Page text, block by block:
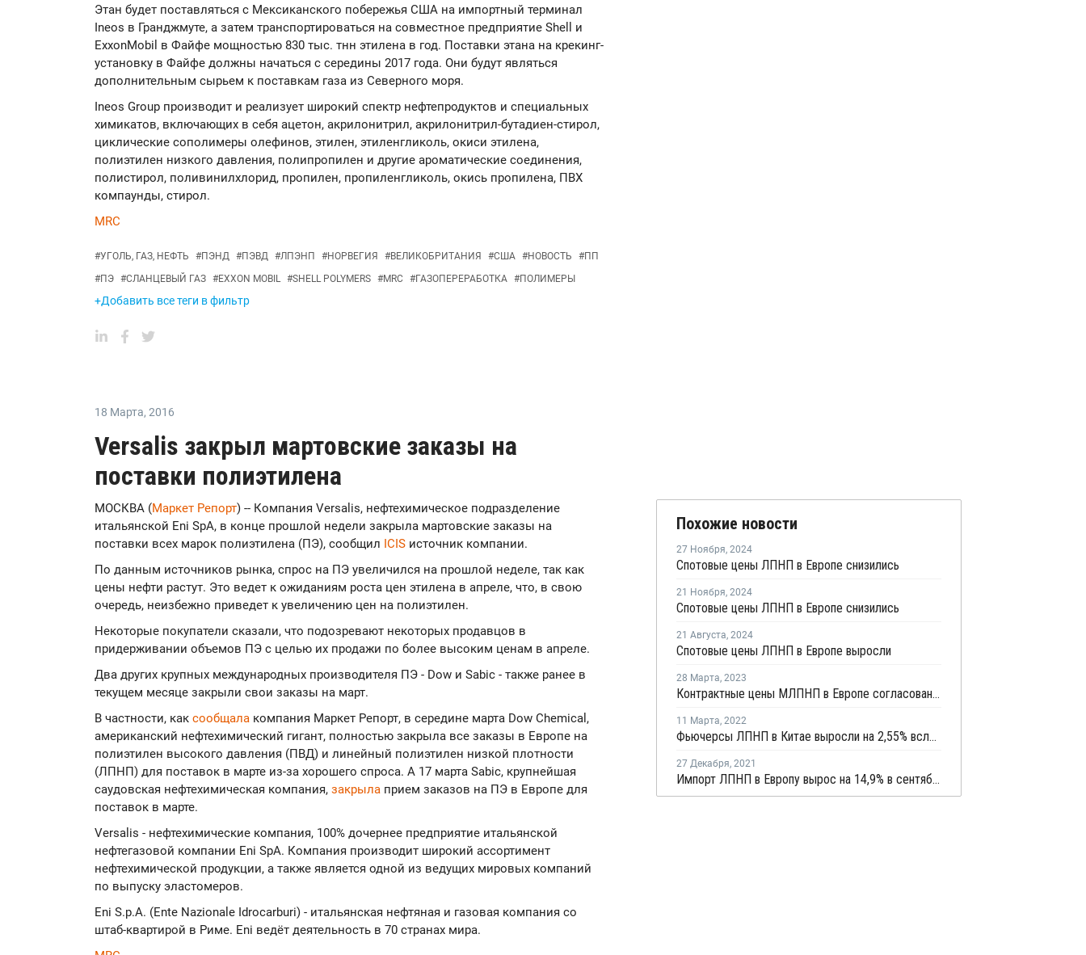
Этан будет поставляться с Мексиканского побережья США на импортный терминал
Ineos в Гранджмуте, а затем транспортироваться на совместное предприятие Shell и
ExxonMobil в Файфе мощностью 830 тыс. тнн этилена в год. Поставки этана на крекинг-
установку в Файфе должны начаться с середины 2017 года. Они будут являться
дополнительным сырьем к поставкам газа из Северного моря.
Ineos Group производит и реализует широкий спектр нефтепродуктов и специальных
химикатов, включающих в себя ацетон, акрилонитрил, акрилонитрил-бутадиен-стирол,
циклические сополимеры олефинов, этилен, этиленгликоль, окиси этилена,
полиэтилен низкого давления, полипропилен и другие ароматические соединения,
полистирол, поливинилхлорид, пропилен, пропиленгликоль, окись пропилена, ПВХ
компаунды, стирол.
MRC
#УГОЛЬ, ГАЗ, НЕФТЬ #ПЭНД #ПЭВД #ЛПЭНП #НОРВЕГИЯ #ВЕЛИКОБРИТАНИЯ #США #НОВОСТЬ #ПП
#ПЭ #СЛАНЦЕВЫЙ ГАЗ #EXXON MOBIL #SHELL POLYMERS #MRC #ГАЗОПЕРЕРАБОТКА #ПОЛИМЕРЫ
+Добавить все теги в фильтр
18 Марта, 2016
Versalis закрыл мартовские заказы на
поставки полиэтилена
МОСКВА (Маркет Репорт) -- Компания Versalis, нефтехимическое подразделение
итальянской Eni SpA, в конце прошлой недели закрыла мартовские заказы на
поставки всех марок полиэтилена (ПЭ), сообщил ICIS источник компании.
По данным источников рынка, спрос на ПЭ увеличился на прошлой неделе, так как
цены нефти растут. Это ведет к ожиданиям роста цен этилена в апреле, что, в свою
очередь, неизбежно приведет к увеличению цен на полиэтилен.
Некоторые покупатели сказали, что подозревают некоторых продавцов в
придерживании объемов ПЭ с целью их продажи по более высоким ценам в апреле.
Два других крупных международных производителя ПЭ - Dow и Sabic - также ранее в
текущем месяце закрыли свои заказы на март.
В частности, как сообщала компания Маркет Репорт, в середине марта Dow Chemical,
американский нефтехимический гигант, полностью закрыла все заказы в Европе на
полиэтилен высокого давления (ПВД) и линейный полиэтилен низкой плотности
(ЛПНП) для поставок в марте из-за хорошего спроса. А 17 марта Sabic, крупнейшая
саудовская нефтехимическая компания, закрыла прием заказов на ПЭ в Европе для
поставок в марте.
Versalis - нефтехимические компания, 100% дочернее предприятие итальянской
нефтегазовой компании Eni SpA. Компания производит широкий ассортимент
нефтехимической продукции, а также является одной из ведущих мировых компаний
по выпуску эластомеров.
Eni S.p.A. (Ente Nazionale Idrocarburi) - итальянская нефтяная и газовая компания со
штаб-квартирой в Риме. Eni ведёт деятельность в 70 странах мира.
Похожие новости
27 Ноября, 2024
Спотовые цены ЛПНП в Европе снизились
21 Ноября, 2024
Спотовые цены ЛПНП в Европе снизились
21 Августа, 2024
Спотовые цены ЛПНП в Европе выросли
28 Марта, 2023
Контрактные цены МЛПНП в Европе согласованы на основе сочетания пролонгаций и повышений
11 Марта, 2022
Фьючерсы ЛПНП в Китае выросли на 2,55% вслед за повышением котировок сырой нефти
27 Декабря, 2021
Импорт ЛПНП в Европу вырос на 14,9% в сентябре